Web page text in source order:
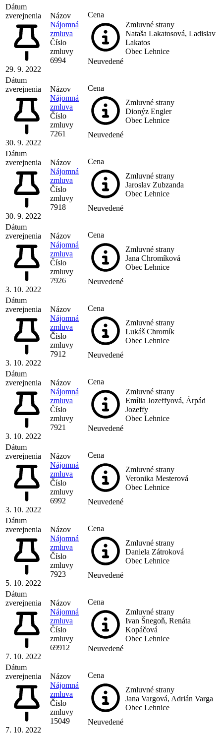
Dátum
zverejnenia
29. 9. 2022
Názov
Nájomná
zmluva
Číslo
zmluvy
6994
Cena
Neuvedené
Zmluvné strany
Nataša Lakatosová, Ladislav
Lakatos
Obec Lehnice
Dátum
zverejnenia
30. 9. 2022
Názov
Nájomná
zmluva
Číslo
zmluvy
7261
Cena
Neuvedené
Zmluvné strany
Dionýz Engler
Obec Lehnice
Dátum
zverejnenia
30. 9. 2022
Názov
Nájomná
zmluva
Číslo
zmluvy
7918
Cena
Neuvedené
Zmluvné strany
Jaroslav Zubzanda
Obec Lehnice
Dátum
zverejnenia
3. 10. 2022
Názov
Nájomná
zmluva
Číslo
zmluvy
7926
Cena
Neuvedené
Zmluvné strany
Jana Chromíková
Obec Lehnice
Dátum
zverejnenia
3. 10. 2022
Názov
Nájomná
zmluva
Číslo
zmluvy
7912
Cena
Neuvedené
Zmluvné strany
Lukáš Chromík
Obec Lehnice
Dátum
zverejnenia
3. 10. 2022
Názov
Nájomná
zmluva
Číslo
zmluvy
7921
Cena
Neuvedené
Zmluvné strany
Emília Jozeffyová, Árpád
Jozeffy
Obec Lehnice
Dátum
zverejnenia
3. 10. 2022
Názov
Nájomná
zmluva
Číslo
zmluvy
6992
Cena
Neuvedené
Zmluvné strany
Veronika Mesterová
Obec Lehnice
Dátum
zverejnenia
5. 10. 2022
Názov
Nájomná
zmluva
Číslo
zmluvy
7923
Cena
Neuvedené
Zmluvné strany
Daniela Zátroková
Obec Lehnice
Dátum
zverejnenia
7. 10. 2022
Názov
Nájomná
zmluva
Číslo
zmluvy
69912
Cena
Neuvedené
Zmluvné strany
Ivan Šnegoň, Renáta
Kopáčová
Obec Lehnice
Dátum
zverejnenia
7. 10. 2022
Názov
Nájomná
zmluva
Číslo
zmluvy
15049
Cena
Neuvedené
Zmluvné strany
Jana Vargová, Adrián Varga
Obec Lehnice